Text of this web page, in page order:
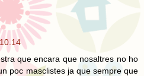
que encara que nosaltres no ho
poc masclistes ja que sempre que